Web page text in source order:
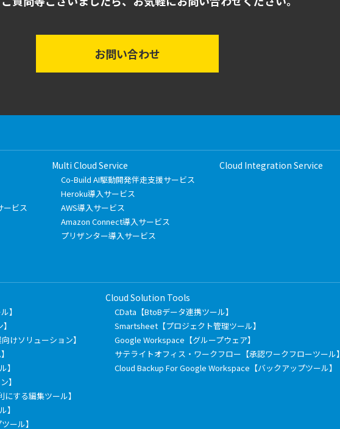
お問い合わせ
ービス
Multi Cloud Service
Co-Build AI駆動開発伴走支援サービス
Heroku導入サービス
AWS導入サービス
Amazon Connect導入サービス
プリザンター導入サービス
Cloud Integration Service
】
けソリューション】
】
】
する編集ツール】
】
ール】
Cloud Solution Tools
CData【BtoBデータ連携ツール】
Smartsheet【プロジェクト管理ツール】
Google Workspace【グループウェア】
サテライトオフィス・ワークフロー【承認ワークフローツール】
Cloud Backup For Google Workspace【バックアップツール】